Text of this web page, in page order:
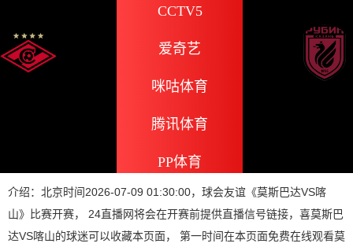
CCTV5
爱奇艺
咪咕体育
腾讯体育
PP体育
介绍：北京时间2026-07-09 01:30:00，球会友谊《莫斯巴达VS喀
山》比赛开赛， 24直播网将会在开赛前提供直播信号链接，喜莫斯巴
达VS喀山的球迷可以收藏本页面， 第一时间在本页面免费在线观看莫